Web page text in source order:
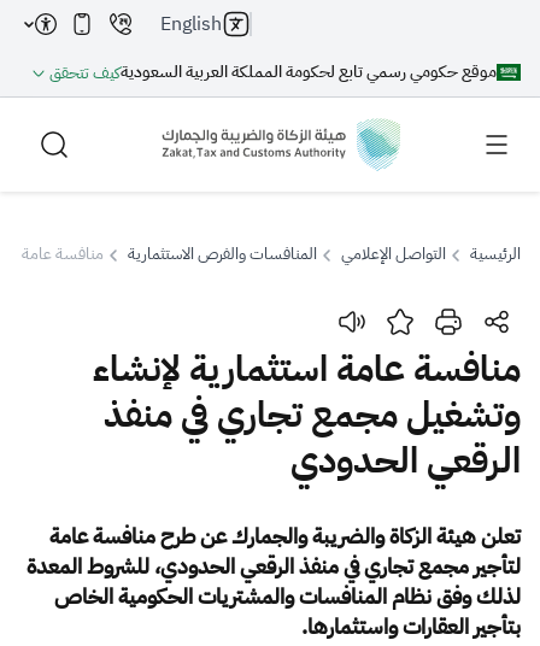
موقع حكومي رسمي تابع لحكومة المملكة العربية السعوديةكيف تتحقق
English
بحث
بحث بحث AI
اقتراحات
الزكاة الجمارك
ضريبة القيمة المضافة
الإقرار الضريبي
التصرفات العقارية
الرئيسية التواصل الإعلامي المنافسات والفرص الاستثمارية منافسة عامة
منافسة عامة استثمارية لإنشاء
وتشغيل مجمع تجاري في منفذ
الرقعي الحدودي
تعلن هيئة الزكاة والضريبة والجمارك عن طرح منافسة عامة
لتأجير مجمع تجاري في منفذ الرقعي الحدودي، للشروط المعدة
لذلك وفق نظام المنافسات والمشتريات الحكومية الخاص
بتأجير العقارات واستثمارها.